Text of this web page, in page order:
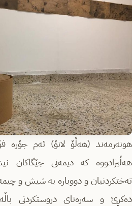
هونەرمەند (هەڵۆ لانۆ) ئەم جۆرە
هەڵبژادووە کە دیمەنی جێگاکان
تەختکردنیان و دووبارە بە شیش و
دەکڕێ و سەرەتای دروستکردنی